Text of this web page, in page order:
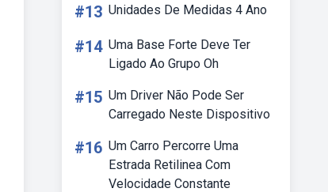
#13 Unidades De Medidas 4 Ano
#14 Uma Base Forte Deve Ter
Ligado Ao Grupo Oh
#15 Um Driver Não Pode Ser
Carregado Neste Dispositivo
#16 Um Carro Percorre Uma
Estrada Retilinea Com
Velocidade Constante